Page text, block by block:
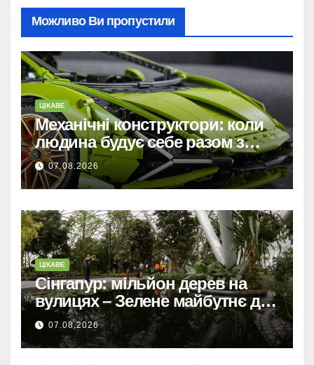
Можливо Ви пропустили
ЦІКАВЕ
Механічні конструктори: коли
людина будує себе разом з
машиною
07.08.2026
ЦІКАВЕ
Сінгапур: мільйон дерев на
вулицях – Зелене майбутнє для
міста-держави.
07.08.2026